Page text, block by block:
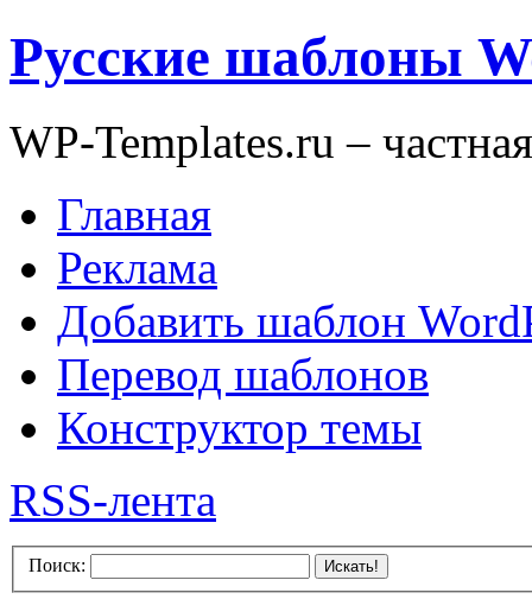
Русские шаблоны
WP-Templates.ru –
Главная
Реклама
Добавить шаблон
Перевод шаблонов
Конструктор темы
RSS-лента
Поиск: Искать!